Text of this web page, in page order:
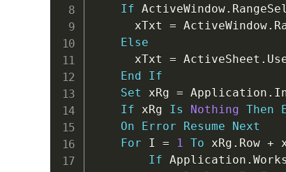
If ActiveWindow.
      xTxt
= ActiveWindow.
Else
      xTxt
= ActiveSheet .
End
If
Set xRg = Application .
If xRg Is Nothing Then
On
Error Resume
Next
For I = 1 To xRg . Row +
If Application .